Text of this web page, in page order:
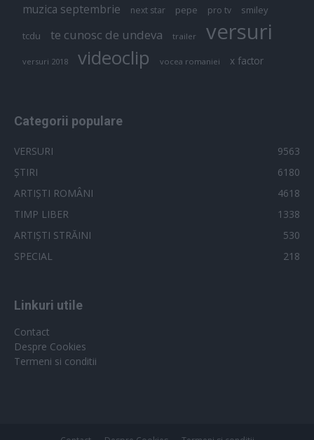
muzica septembrie next star pepe pro tv smiley
tcdu te cunosc de undeva trailer versuri
versuri 2018 videoclip vocea romaniei x factor
Categorii populare
VERSURI
9563
ȘTIRI
6180
ARTIȘTI ROMÂNI
4618
TIMP LIBER
1338
ARTIȘTI STRĂINI
530
SPECIAL
218
Linkuri utile
Contact
Despre Cookies
Termeni si conditii